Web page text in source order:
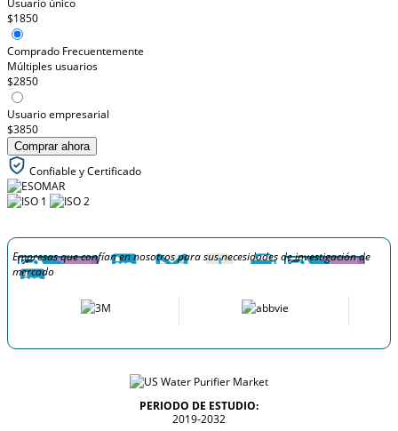
$1850
Comprado Frecuentemente
Múltiples usuarios
$2850
Usuario empresarial
$3850
Comprar ahora
Confiable y Certificado
Empresas que confían en nosotros para sus necesidades de investigación de
mercado
PERIODO DE ESTUDIO:
2019-2032